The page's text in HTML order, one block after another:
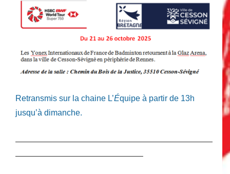
Retransmis sur la chaine L’Équipe à partir de 13h
jusqu’à dimanche.
————————————————————————
———————————————–